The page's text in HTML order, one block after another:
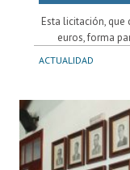
Esta licitación, que
euros, forma
ACTUALIDAD